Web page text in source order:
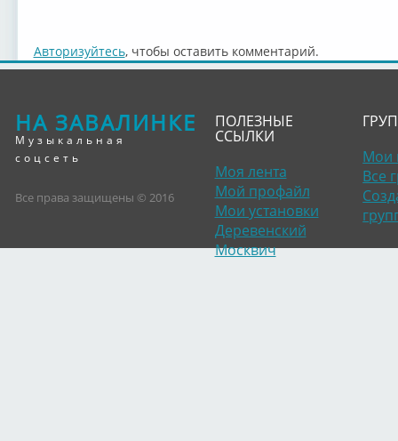
Авторизуйтесь, чтобы оставить комментарий.
НА ЗАВАЛИНКЕ
Музыкальная
соцсеть
Все права защищены © 2016
ПОЛЕЗНЫЕ
ССЫЛКИ
Моя лента
Мой профайл
Мои установки
Деревенский
Москвич
Мои
Все